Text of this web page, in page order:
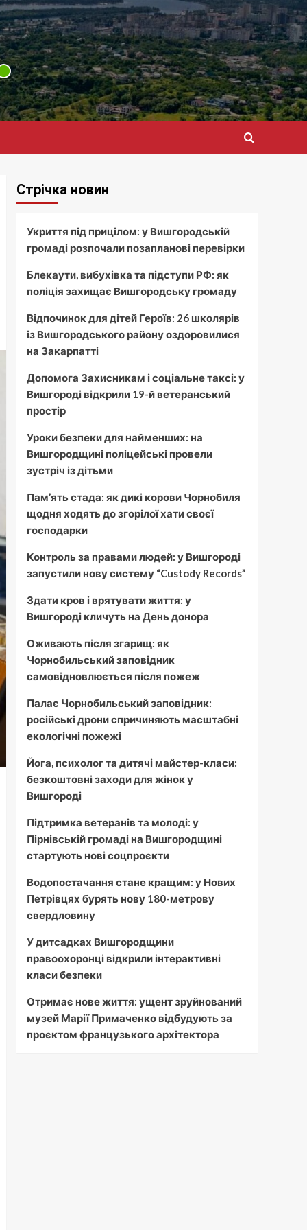
Стрічка новин
Укриття під прицілом: у Вишгородській
громаді розпочали позапланові перевірки
Блекаути, вибухівка та підступи РФ: як
поліція захищає Вишгородську громаду
Відпочинок для дітей Героїв: 26 школярів
із Вишгородського району оздоровилися
на Закарпатті
Допомога Захисникам і соціальне таксі: у
Вишгороді відкрили 19-й ветеранський
простір
Уроки безпеки для найменших: на
Вишгородщині поліцейські провели
зустріч із дітьми
Пам’ять стада: як дикі корови Чорнобиля
щодня ходять до згорілої хати своєї
господарки
Контроль за правами людей: у Вишгороді
запустили нову систему “Custody Records”
Здати кров і врятувати життя: у
Вишгороді кличуть на День донора
Оживають після згарищ: як
Чорнобильський заповідник
самовідновлюється після пожеж
Палає Чорнобильський заповідник:
російські дрони спричиняють масштабні
екологічні пожежі
Йога, психолог та дитячі майстер-класи:
безкоштовні заходи для жінок у
Вишгороді
Підтримка ветеранів та молоді: у
Пірнівській громаді на Вишгородщині
стартують нові соцпроєкти
Водопостачання стане кращим: у Нових
Петрівцях бурять нову 180-метрову
свердловину
У дитсадках Вишгородщини
правоохоронці відкрили інтерактивні
класи безпеки
Отримає нове життя: ущент зруйнований
музей Марії Примаченко відбудують за
проєктом французького архітектора